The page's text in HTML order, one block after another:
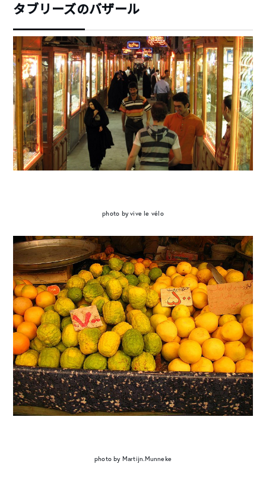
タブリーズのバザール
photo by vive le vélo
photo by Martijn.Munneke